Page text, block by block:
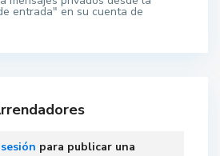
entrada" en su cuenta de
para publicar una